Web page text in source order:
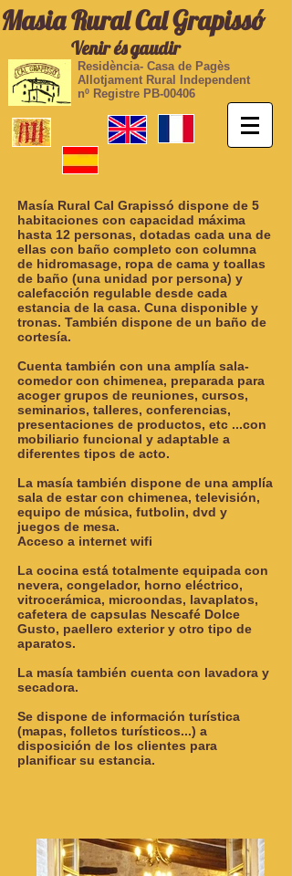
Masia Rural Cal Grapissó
Venir és gaudir
Residència- Casa de Pagès
Allotjament Rural Independent
nº Registre PB-00406
Masía Rural Cal Grapissó dispone de 5
habitaciones con capacidad máxima
hasta 12 personas, dotadas cada una de
ellas con baño completo con columna
de hidromasage, ropa de cama y toallas
de baño (una unidad por persona) y
calefacción regulable desde cada
estancia de la casa. Cuna disponible y
tronas. También dispone de un baño de
cortesía.
Cuenta también con una amplía sala-
comedor con chimenea, preparada para
acoger grupos de reuniones, cursos,
seminarios, talleres, conferencias,
presentaciones de productos, etc ...con
mobiliario funcional y adaptable a
diferentes tipos de acto.
La masía también dispone de una amplía
sala de estar con chimenea, televisión,
equipo de música, futbolin, dvd y
juegos de mesa.
Acceso a internet wifi
La cocina está totalmente equipada con
nevera, congelador, horno eléctrico,
vitrocerámica, microondas, lavaplatos,
cafetera de capsulas Nescafé Dolce
Gusto, paellero exterior y otro tipo de
aparatos.
La masía también cuenta con lavadora y
secadora.
Se dispone de información turística
(mapas, folletos turísticos...) a
disposición de los clientes para
planificar su estancia.